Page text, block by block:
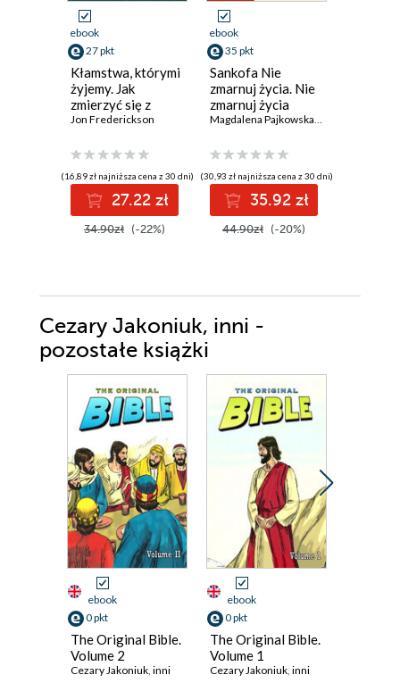
ebook
27 pkt
Kłamstwa, którymi
żyjemy. Jak
zmierzyć się z
prawdą,
siebie i zmienić
swoje życie
Wydania II
Jon Frederickson
(16,89 zł najniższa cena z 30 dni)
27.22 zł
34.90zł (-22%)
ebook
35 pkt
Sankofa Nie
zmarnuj życia. Nie
zmarnuj życia
Magdalena Pajkowska
,Tomasz Gaj OP
(30,93 zł najniższa cena z 30 dni)
35.92 zł
44.90zł (-20%)
Cezary Jakoniuk, inni -
pozostałe książki
ebook
0 pkt
The Original Bible.
Volume 2
Cezary Jakoniuk inni
ebook
0 pkt
The Original Bible.
Volume 1
Cezary Jakoniuk inni